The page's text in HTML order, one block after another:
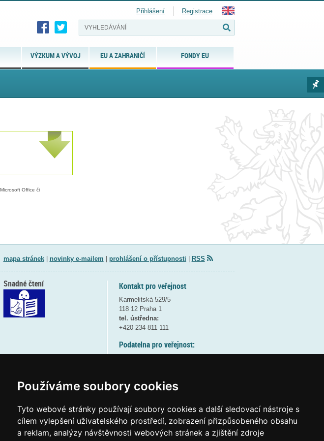
Používáme soubory cookies
Tyto webové stránky používají soubory cookies a další sledovací nástroje s
cílem vylepšení uživatelského prostředí, zobrazení přizpůsobeného obsahu
a reklam, analýzy návštěvnosti webových stránek a zjištění zdroje
VÝZKUM A VÝVOJ EU A ZAHRANIČÍ FONDY EU
Přihlášení Registrace
Office či
mapa stránek| novinky e-mailem prohlášení o přístupnosti RSS
Kontakt pro veřejnost
Karmelitská 529/5
118 12 Praha 1
tel. ústředna:
+420 234 811 111
Podatelna pro veřejnost:
(více informací
Elektronická podatelna:
posta@msmtgov cz
Snadné čtení